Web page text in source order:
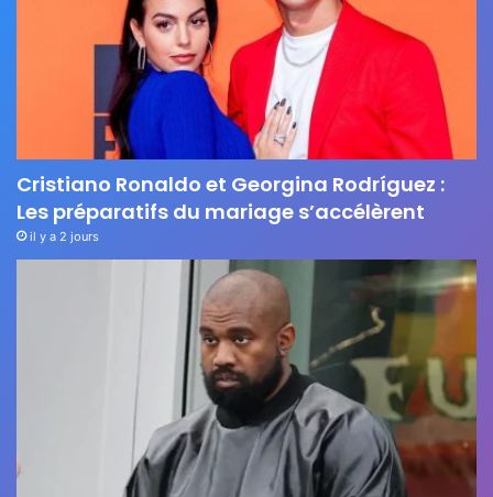
Cristiano Ronaldo et Georgina Rodríguez :
Les préparatifs du mariage s’accélèrent
il y a 2 jours